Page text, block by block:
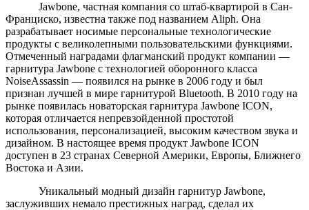
Jawbone, частная компания со штаб-квартирой в Сан-
Франциско, известна также под названием Aliph. Она
разрабатывает носимые персональные технологические
продукты с великолепными пользовательскими функциями.
Отмеченный наградами флагманский продукт компании —
гарнитура Jawbone с технологией оборонного класса
NoiseAssassin — появился на рынке в 2006 году и был
признан лучшей в мире гарнитурой Bluetooth. В 2010 году на
рынке появилась новаторская гарнитура Jawbone ICON,
которая отличается непревзойденной простотой
использования, персонализацией, высоким качеством звука и
дизайном. В настоящее время продукт Jawbone ICON
доступен в 23 странах Северной Америки, Европы, Ближнего
Востока и Азии.
Уникальный модный дизайн гарнитур Jawbone,
заслуживших немало престижных наград, сделал их